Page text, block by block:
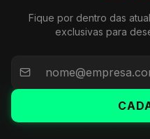
Fique por dentro das
exclusivas para